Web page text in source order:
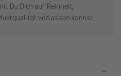
Du Dich auf Reinheit,
verlassen kannst.